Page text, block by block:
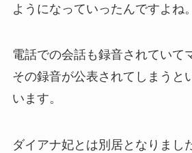
ようになっていったんですよね。
電話での会話も録音されていて
その録音が公表されて しまうと
います。
ダイアナ妃とは別居となりまし